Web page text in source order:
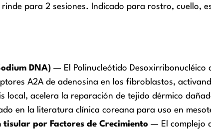
para 2 sesiones. Indicado para rostro, cuello,
DNA) — El Polinucleótido Desoxirribonucléico
A2A de adenosina en los fibroblastos,
local, acelera la reparación de tejido dérmico
en la literatura clínica coreana para uso en
por Factores de Crecimiento — El complejo